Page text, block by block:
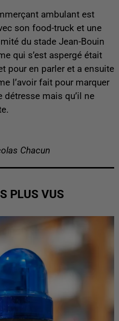
ambulant est
son food-truck et une
du stade Jean-Bouin
qui s’est aspergé était
pour en parler et a ensuite
l’avoir fait pour marquer
détresse mais qu’il ne
Chacun
PLUS VUS